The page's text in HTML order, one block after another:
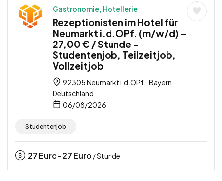
Gastronomie, Hotellerie
Rezeptionisten im Hotel für
Neumarkt i.d.OPf. (m/w/d) –
27,00 € / Stunde –
Studentenjob, Teilzeitjob,
Vollzeitjob
92305 Neumarkt i.d.OPf., Bayern,
Deutschland
06/08/2026
Studentenjob
27Euro - 27Euro / Stunde